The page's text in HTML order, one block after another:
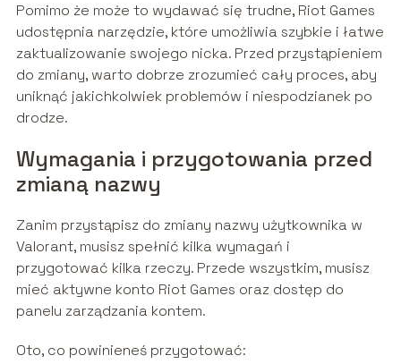
Pomimo że może to wydawać się trudne, Riot Games
udostępnia narzędzie, które umożliwia szybkie i łatwe
zaktualizowanie swojego nicka. Przed przystąpieniem
do zmiany, warto dobrze zrozumieć cały proces, aby
uniknąć jakichkolwiek problemów i niespodzianek po
drodze.
Wymagania i przygotowania przed
zmianą nazwy
Zanim przystąpisz do zmiany nazwy użytkownika w
Valorant, musisz spełnić kilka wymagań i
przygotować kilka rzeczy. Przede wszystkim, musisz
mieć aktywne konto Riot Games oraz dostęp do
panelu zarządzania kontem.
Oto, co powinieneś przygotować: